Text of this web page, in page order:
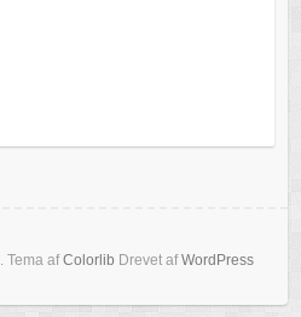
. Tema afColorlib Drevet afWordPress